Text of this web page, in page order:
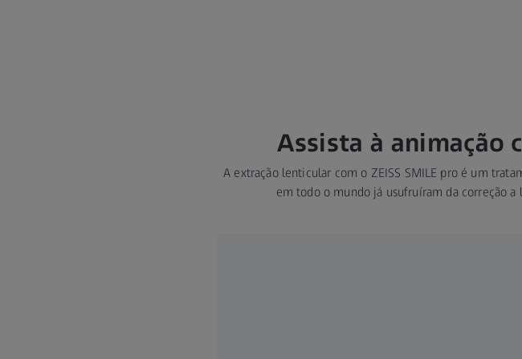
Assista à animação
A extração lenticular com o ZEISS SMILE pro é um
em todo o mundo já usufruíram da correção a